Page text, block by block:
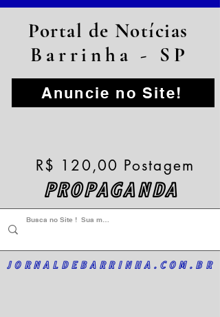
Anuncie no Site!
PROPAGANDA
R$ 120,00 Postagem
JORNALDEBARRINHA.COM.BR
Barrinha - SP
Portal de Notícias